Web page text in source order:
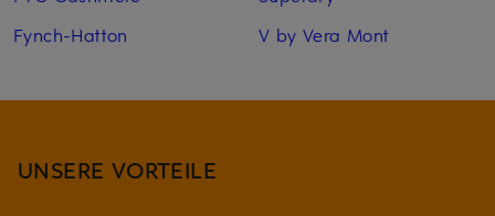
Fynch-Hatton
V by Vera Mont
UNSERE VORTEILE